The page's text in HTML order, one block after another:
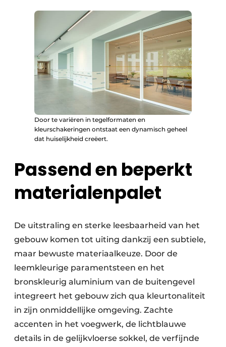
Door te variëren in tegelformaten en
kleurschakeringen ontstaat een dynamisch geheel
dat huiselijkheid creëert.
Passend en beperkt
materialenpalet
De uitstraling en sterke leesbaarheid van het
gebouw komen tot uiting dankzij een subtiele,
maar bewuste materiaalkeuze. Door de
leemkleurige paramentsteen en het
bronskleurig aluminium van de buitengevel
integreert het gebouw zich qua kleurtonaliteit
in zijn onmiddellijke omgeving. Zachte
accenten in het voegwerk, de lichtblauwe
details in de gelijkvloerse sokkel, de verfijnde